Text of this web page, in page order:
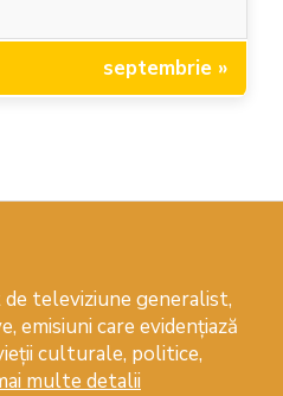
septembrie »
televiziune generalist,
emisiuni care evidenţiază
culturale, politice,
multe detalii